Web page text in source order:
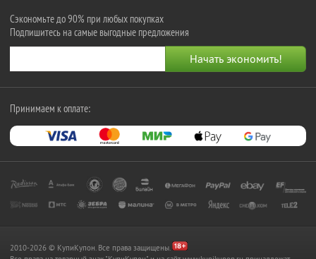
Сэкономьте до 90% при любых покупках
Подпишитесь на самые выгодные предложения
Принимаем к оплате:
2010-2026 © КупиКупон. Все права защищены.